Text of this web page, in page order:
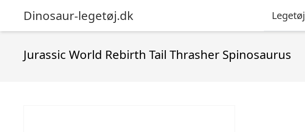
Dinosaur-legetøj.dk Legetøj
Jurassic World Rebirth Tail Thrasher Spinosaurus